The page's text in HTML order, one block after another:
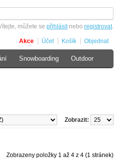
můžete se přihlásitnebo registrovat.
Akce Účet Košík Objednat
Zobrazit:
Zobrazeny položky 1 až 4 z 4 (1 stránek)
Snowboarding Outdoor